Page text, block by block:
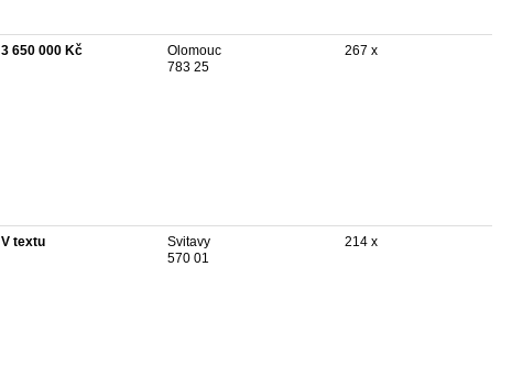
3 650 000 Kč
Olomouc
783 25
267 x
V textu
Svitavy
570 01
214 x